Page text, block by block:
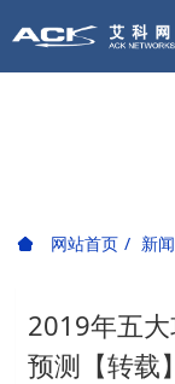
网站首页 新
2019年五
预测【转载】